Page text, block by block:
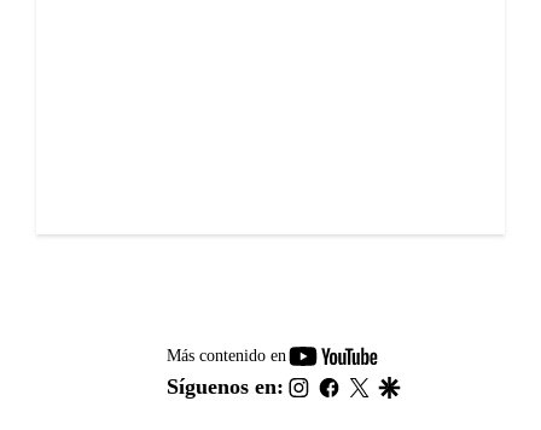
Más contenido en
youtube-
footer
Síguenos en: instagram
facebook
twitter